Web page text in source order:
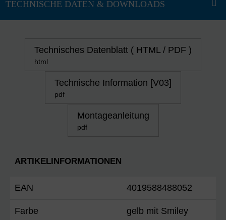
Technisches Datenblatt ( HTML / PDF )
html
Technische Information [V03]
pdf
Montageanleitung
pdf
ARTIKELINFORMATIONEN
EAN 4019588488052
Farbe gelb mit Smiley